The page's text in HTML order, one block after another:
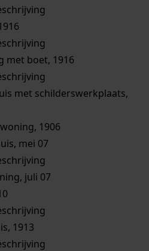
met boet, 1916
met schilderswerkplaats,
1906
mei 07
juli 07
1913